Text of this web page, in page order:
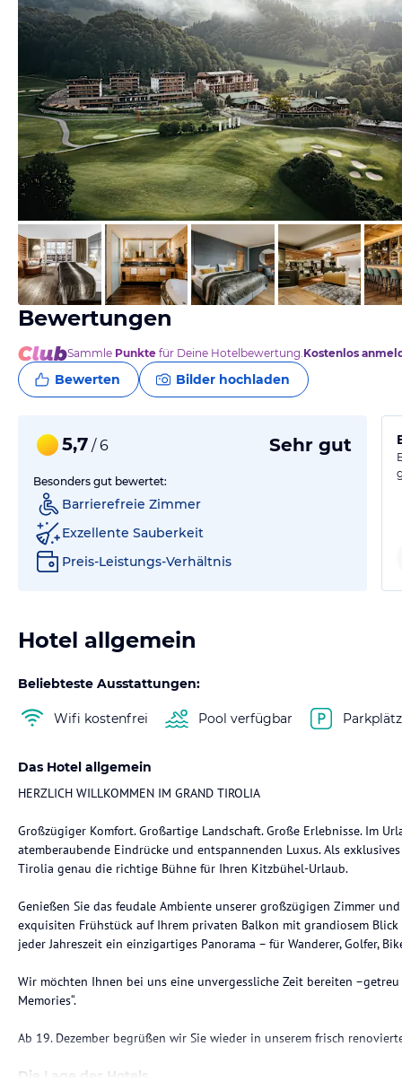
vom Hotelier, August 2025
Bewertungen
Sammle Punkte für Deine Hotelbewertung.Kostenlos
Bewerten Bilder hochladen
5,7 / 6 Sehr gut
Besonders gut bewertet:
Barrierefreie Zimmer
Exzellente Sauberkeit
Preis-Leistungs-Verhältnis
Hotel allgemein
Beliebteste Ausstattungen:
Wifi kostenfrei Pool verfügbar
Das Hotel allgemein
HERZLICH WILLKOMMEN IM GRAND TIROLIA
Großzügiger Komfort. Großartige Landschaft. Große Erlebnisse. Im
atemberaubende Eindrücke und entspannenden Luxus. Als
Tirolia genau die richtige Bühne für Ihren Kitzbühel-Urlaub.
Genießen Sie das feudale Ambiente unserer großzügigen Zimmer
exquisiten Frühstück auf Ihrem privaten Balkon mit grandiosem
jeder Jahreszeit ein einzigartiges Panorama – für Wanderer, Golfer,
Wir möchten Ihnen bei uns eine unvergessliche Zeit bereiten –getreu
Memories“.
Ab 19. Dezember begrüßen wir Sie wieder in unserem frisch
Die Lage des Hotels